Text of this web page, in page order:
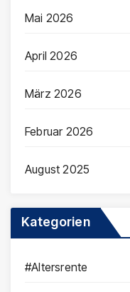
Mai 2026
April 2026
März 2026
Februar 2026
August 2025
Kategorien
#Altersrente